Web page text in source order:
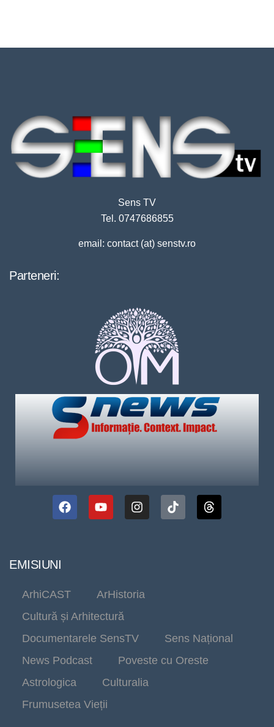
Sens TV
Tel. 0747686855
email: contact (at) senstv.ro
Parteneri:
EMISIUNI
ArhiCAST
ArHistoria
Cultură și Arhitectură
Documentarele SensTV
Sens Național
News Podcast
Poveste cu Oreste
Astrologica
Culturalia
Frumusetea Vieții